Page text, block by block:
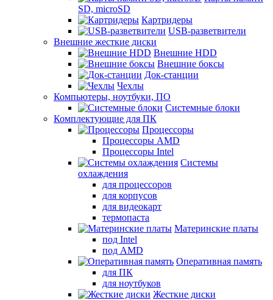
SD, microSD
Картридеры
USB-разветвители
Внешние жесткие диски
Внешние HDD
Внешние боксы
Док-станции
Чехлы
Компьютеры, ноутбуки, ПО
Системные блоки
Комплектующие для ПК
Процессоры
Процессоры AMD
Процессоры Intel
Системы
охлаждения
для процессоров
для корпусов
для видеокарт
термопаста
Материнские платы
под Intel
под AMD
Оперативная память
для ПК
для ноутбуков
Жесткие диски